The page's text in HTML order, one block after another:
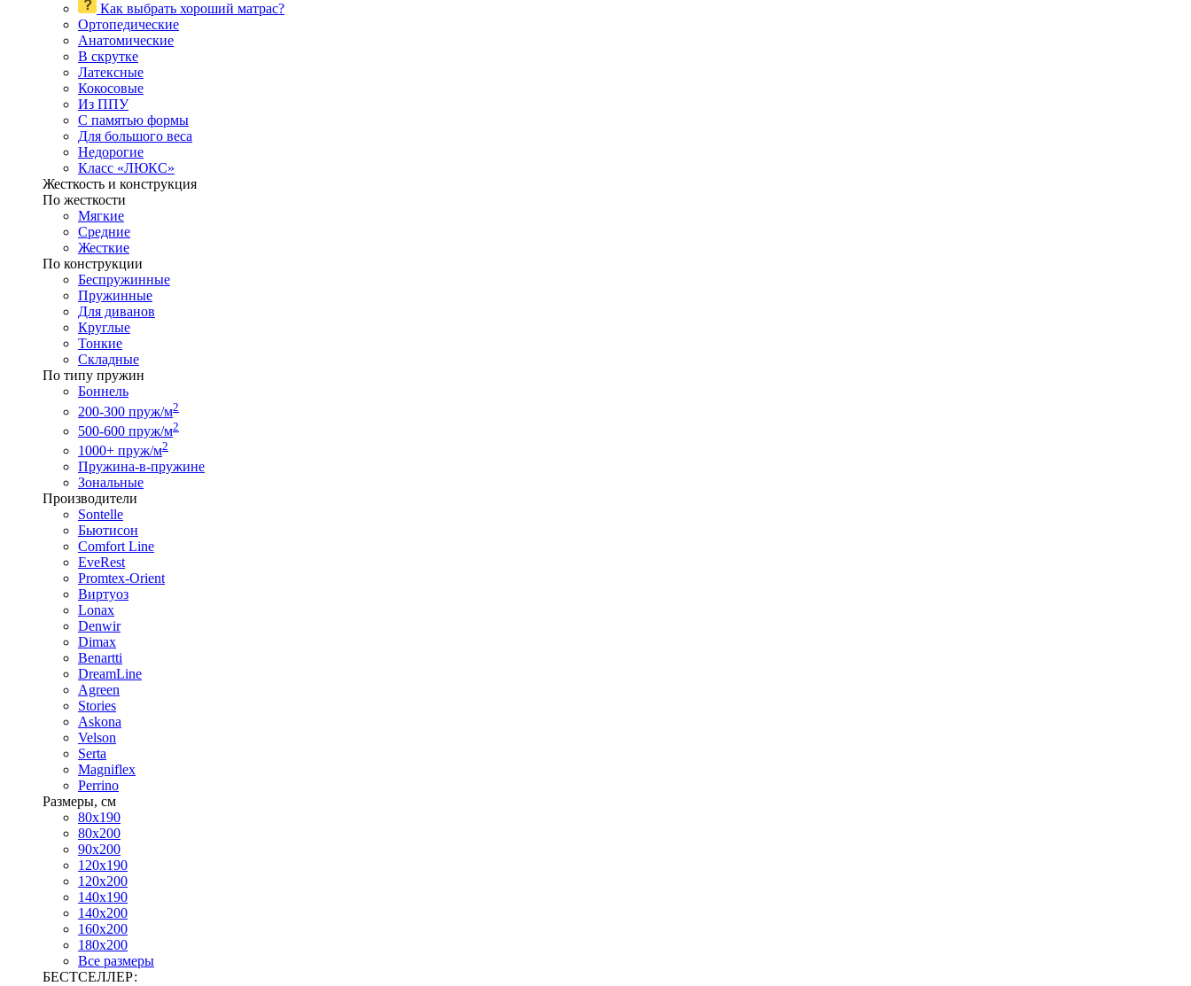
Как выбрать хороший матрас?
Ортопедические
Анатомические
В скрутке
Латексные
Кокосовые
Из ППУ
С памятью формы
Для большого веса
Недорогие
Класс «ЛЮКС»
Жесткость и конструкция
По жесткости
Мягкие
Средние
Жесткие
По конструкции
Беспружинные
Пружинные
Для диванов
Круглые
Тонкие
Складные
По типу пружин
Боннель
200-300 пруж/м2
500-600 пруж/м2
1000+ пруж/м2
Пружина-в-пружине
Зональные
Производители
Sontelle
Бьютисон
Comfort Line
EveRest
Promtex-Orient
Виртуоз
Lonax
Denwir
Dimax
Benartti
DreamLine
Agreen
Stories
Askona
Velson
Serta
Magniflex
Perrino
Размеры, см
80х190
80х200
90х200
120х190
120х200
140х190
140х200
160х200
180х200
Все размеры
БЕСТСЕЛЛЕР: